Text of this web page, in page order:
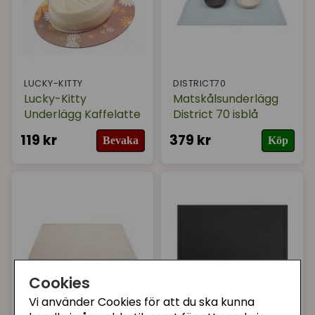
Cookies
Vi använder Cookies för att du ska kunna
LUCKY-KITTY
Lucky-Kitty
Underlägg Kaffelatte
119 kr Bevaka
DISTRICT70
Matskålsunderlägg
District 70 isblå
379 kr Köp